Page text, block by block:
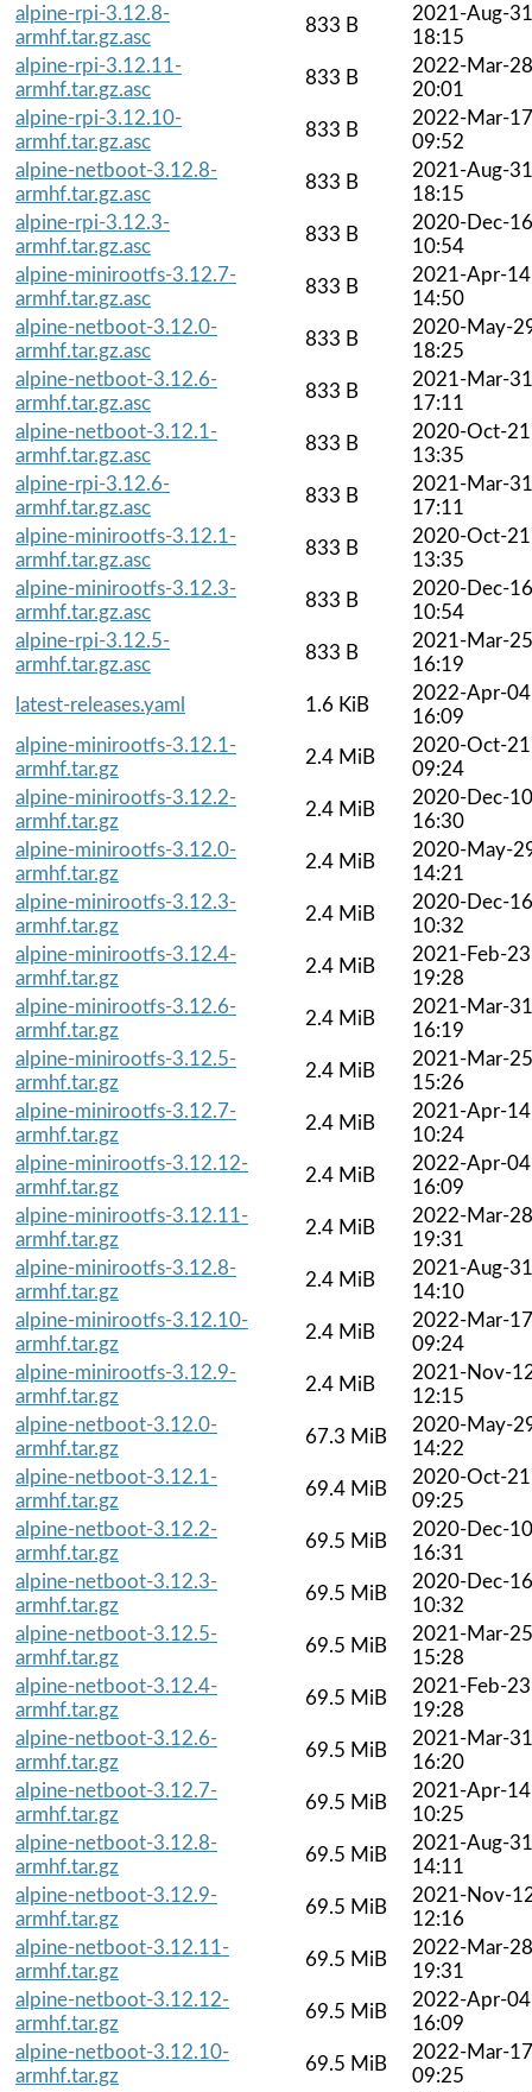
alpine-rpi-3.12.8-
armhf.tar.gz.asc
833 B
2021-Aug-31
18:15
alpine-rpi-3.12.11-
armhf.tar.gz.asc
833 B
2022-Mar-28
20:01
alpine-rpi-3.12.10-
armhf.tar.gz.asc
833 B
2022-Mar-17
09:52
alpine-netboot-3.12.8-
armhf.tar.gz.asc
833 B
2021-Aug-31
18:15
alpine-rpi-3.12.3-
armhf.tar.gz.asc
833 B
2020-Dec-16
10:54
alpine-minirootfs-3.12.7-
armhf.tar.gz.asc
833 B
2021-Apr-14
14:50
alpine-netboot-3.12.0-
armhf.tar.gz.asc
833 B
2020-May-
18:25
alpine-netboot-3.12.6-
armhf.tar.gz.asc
833 B
2021-Mar-31
17:11
alpine-netboot-3.12.1-
armhf.tar.gz.asc
833 B
2020-Oct-21
13:35
alpine-rpi-3.12.6-
armhf.tar.gz.asc
833 B
2021-Mar-31
17:11
alpine-minirootfs-3.12.1-
armhf.tar.gz.asc
833 B
2020-Oct-21
13:35
alpine-minirootfs-3.12.3-
armhf.tar.gz.asc
833 B
2020-Dec-16
10:54
alpine-rpi-3.12.5-
armhf.tar.gz.asc
833 B
2021-Mar-25
16:19
latest-releases.yaml
1.6 KiB
2022-Apr-04
16:09
alpine-minirootfs-3.12.1-
armhf.tar.gz
2.4 MiB
2020-Oct-21
09:24
alpine-minirootfs-3.12.2-
armhf.tar.gz
2.4 MiB
2020-Dec-10
16:30
alpine-minirootfs-3.12.0-
armhf.tar.gz
2.4 MiB
2020-May-
14:21
alpine-minirootfs-3.12.3-
armhf.tar.gz
2.4 MiB
2020-Dec-16
10:32
alpine-minirootfs-3.12.4-
armhf.tar.gz
2.4 MiB
2021-Feb-23
19:28
alpine-minirootfs-3.12.6-
armhf.tar.gz
2.4 MiB
2021-Mar-31
16:19
alpine-minirootfs-3.12.5-
armhf.tar.gz
2.4 MiB
2021-Mar-25
15:26
alpine-minirootfs-3.12.7-
armhf.tar.gz
2.4 MiB
2021-Apr-14
10:24
alpine-minirootfs-3.12.12-
armhf.tar.gz
2.4 MiB
2022-Apr-04
16:09
alpine-minirootfs-3.12.11-
armhf.tar.gz
2.4 MiB
2022-Mar-28
19:31
alpine-minirootfs-3.12.8-
armhf.tar.gz
2.4 MiB
2021-Aug-31
14:10
alpine-minirootfs-3.12.10-
armhf.tar.gz
2.4 MiB
2022-Mar-17
09:24
alpine-minirootfs-3.12.9-
armhf.tar.gz
2.4 MiB
2021-Nov-
12:15
alpine-netboot-3.12.0-
armhf.tar.gz
67.3 MiB
2020-May-
14:22
alpine-netboot-3.12.1-
armhf.tar.gz
69.4 MiB
2020-Oct-21
09:25
alpine-netboot-3.12.2-
armhf.tar.gz
69.5 MiB
2020-Dec-10
16:31
alpine-netboot-3.12.3-
armhf.tar.gz
69.5 MiB
2020-Dec-16
10:32
alpine-netboot-3.12.5-
armhf.tar.gz
69.5 MiB
2021-Mar-25
15:28
alpine-netboot-3.12.4-
armhf.tar.gz
69.5 MiB
2021-Feb-23
19:28
alpine-netboot-3.12.6-
armhf.tar.gz
69.5 MiB
2021-Mar-31
16:20
alpine-netboot-3.12.7-
armhf.tar.gz
69.5 MiB
2021-Apr-14
10:25
alpine-netboot-3.12.8-
armhf.tar.gz
69.5 MiB
2021-Aug-31
14:11
alpine-netboot-3.12.9-
armhf.tar.gz
69.5 MiB
2021-Nov-
12:16
alpine-netboot-3.12.11-
armhf.tar.gz
69.5 MiB
2022-Mar-28
19:31
alpine-netboot-3.12.12-
armhf.tar.gz
69.5 MiB
2022-Apr-04
16:09
alpine-netboot-3.12.10-
armhf.tar.gz
69.5 MiB
2022-Mar-17
09:25